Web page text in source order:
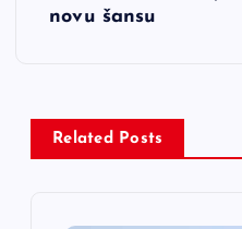
novu šansu
Related Posts